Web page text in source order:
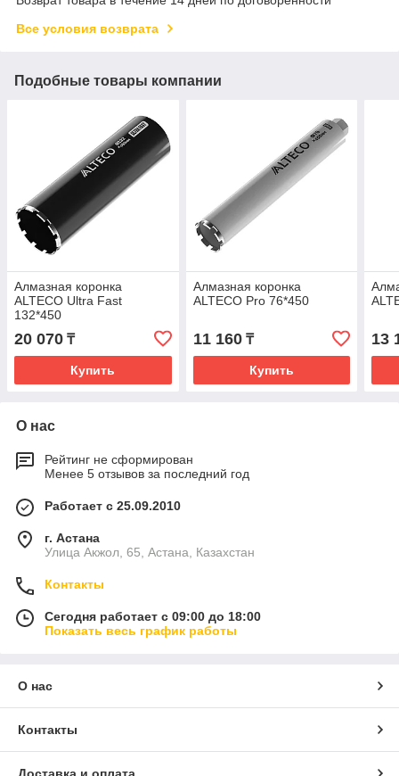
Все условия возврата
Подобные товары компании
Алмазная коронка
ALTECO Ultra Fast
132*450
20 070 ₸
Купить
Алмазная коронка
ALTECO Pro 76*450
11 160₸
Купить
13
О нас
Рейтинг не сформирован
Менее 5 отзывов за последний год
Работает с 25.09.2010
г. Астана
Улица Акжол, 65, Астана, Казахстан
Контакты
Сегодня работает с 09:00 до 18:00
Показать весь график работы
О нас
Контакты